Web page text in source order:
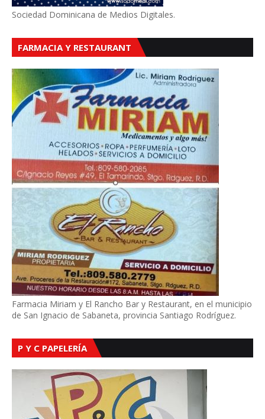
Sociedad Dominicana de Medios Digitales.
FARMACIA Y RESTAURANT
Farmacia Miriam y El Rancho Bar y Restaurant, en el municipio
de San Ignacio de Sabaneta, provincia Santiago Rodríguez.
P Y C PAPELERÍA